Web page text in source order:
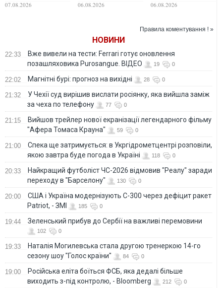
Миколаєву
07.08.2026
УПЦ (МП)
06.08.2026
ворога на
06.08.2026
Правила коментування ! »
НОВИНИ
22:33
Вже вивели на тести: Ferrari готує оновлення
позашляховика Purosangue. ВІДЕО
19 0
22:02 Магнітні бурі: прогноз на вихідні 28 0
21:32
У Чехії суд вирішив вислати росіянку, яка вийшла заміж
за чеха по телефону
77 0
21:15
Вийшов трейлер нової екранізації легендарного фільму
"Афера Томаса Крауна"
59 0
21:00
Спека ще затримується: в Укргідрометцентрі розповіли,
якою завтра буде погода в Україні
118 0
20:33
Найкращий футболіст ЧС-2026 відмовив "Реалу" заради
переходу в "Барселону"
130 0
20:00
США і Україна модернізують С-300 через дефіцит ракет
Patriot, - ЗМІ
185 0
19:44 Зеленський прибув до Сербії на важливі перемовини
102 0
19:33
Наталія Могилевська стала другою тренеркою 14-го
сезону шоу "Голос країни"
84 0
19:00
Російська еліта боїться ФСБ, яка дедалі більше
виходить з-під контролю, - Bloomberg
212 0